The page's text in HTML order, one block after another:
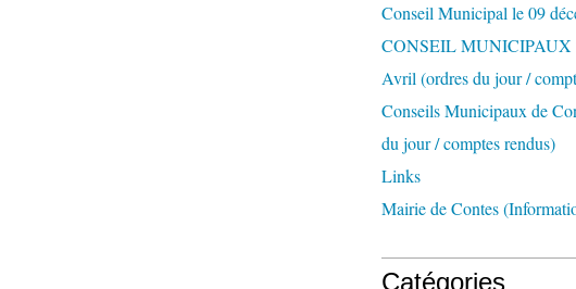
Conseil Municipal le 09
CONSEIL MUNICIPAUX
Avril (ordres du jour /
Conseils Municipaux de
du jour / comptes rendus)
Links
Mairie de Contes
Catégories